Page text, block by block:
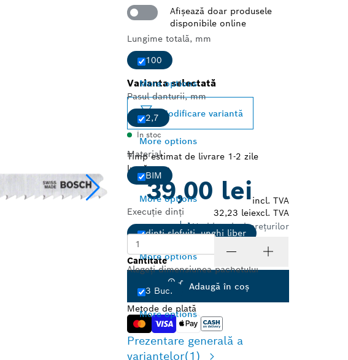
Afişează doar produsele
disponibile online
Lungime totală, mm
100
More options
Pasul danturii, mm
2,7
More options
Material
BIM
More options
Execuţie dinţi
dinţi şlefuiţi, unghi liber
More options
Alegeți dimensiunea pachetului
3 Buc.
More options
Varianta selectată
Modificare variantă
În stoc
Timp estimat de livrare 1-2 zile
lucrătoare
39,00 leiincl. TVA
32,23 leiexcl. TVA
Vezi istoricul prețurilor
Cantitate
Adaugă în coş
Metode de plată
Prezentare generală a
variantelor(1)